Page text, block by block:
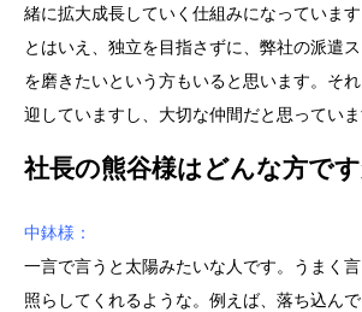
緒に拡大成長していく仕組みになっています
とはいえ、独立を目指さずに、弊社の派遣
を磨きたいという方もいると思います。そ
迎していますし、大切な仲間だと思っていま
社長の熊谷様はどんな方で
中鉢様：
一言で言うと太陽みたいな人です。うまく
照らしてくれるような。例えば、落ち込ん